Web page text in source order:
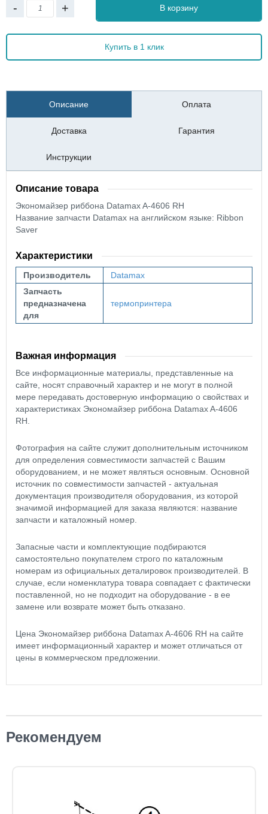
- + В корзину
Купить в 1 клик
Описание Оплата
Доставка Гарантия
Инструкции
Описание товара
Экономайзер риббона Datamax A-4606 RH
Название запчасти Datamax на английском языке: Ribbon
Saver
Характеристики
Производитель
Datamax
Запчасть
предназначена
для
термопринтера
Важная информация
Все информационные материалы, представленные на
сайте, носят справочный характер и не могут в полной
мере передавать достоверную информацию о свойствах и
характеристиках Экономайзер риббона Datamax A-4606
RH.
Фотография на сайте служит дополнительным источником
для определения совместимости запчастей с Вашим
оборудованием, и не может являться основным. Основной
источник по совместимости запчастей - актуальная
документация производителя оборудования, из которой
значимой информацией для заказа являются: название
запчасти и каталожный номер.
Запасные части и комплектующие подбираются
самостоятельно покупателем строго по каталожным
номерам из официальных деталировок производителей. В
случае, если номенклатура товара совпадает с фактически
поставленной, но не подходит на оборудование - в ее
замене или возврате может быть отказано.
Цена Экономайзер риббона Datamax A-4606 RH на сайте
имеет информационный характер и может отличаться от
цены в коммерческом предложении.
Рекомендуем